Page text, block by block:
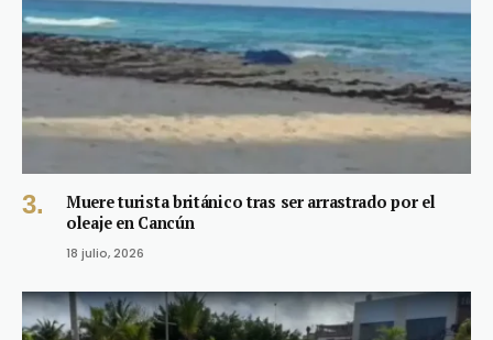
Muere turista británico tras ser arrastrado por el
oleaje en Cancún
18 julio, 2026